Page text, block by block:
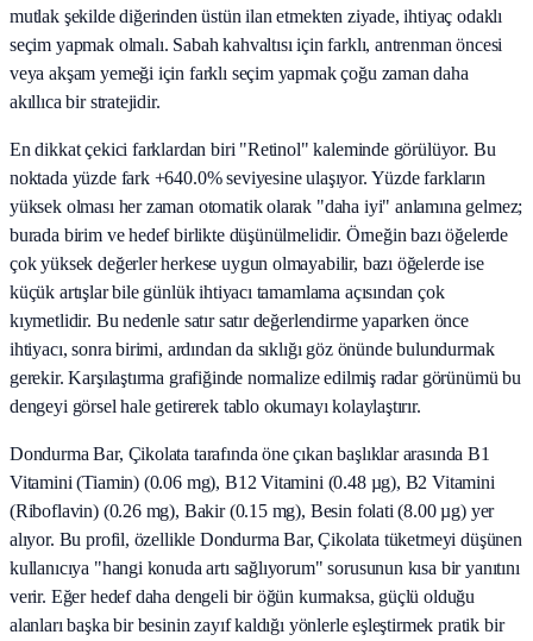
mutlak şekilde diğerinden üstün ilan etmekten ziyade, ihtiyaç odaklı
seçim yapmak olmalı. Sabah kahvaltısı için farklı, antrenman öncesi
veya akşam yemeği için farklı seçim yapmak çoğu zaman daha
akıllıca bir stratejidir.
En dikkat çekici farklardan biri "Retinol" kaleminde görülüyor. Bu
noktada yüzde fark +640.0% seviyesine ulaşıyor. Yüzde farkların
yüksek olması her zaman otomatik olarak "daha iyi" anlamına gelmez;
burada birim ve hedef birlikte düşünülmelidir. Örneğin bazı öğelerde
çok yüksek değerler herkese uygun olmayabilir, bazı öğelerde ise
küçük artışlar bile günlük ihtiyacı tamamlama açısından çok
kıymetlidir. Bu nedenle satır satır değerlendirme yaparken önce
ihtiyacı, sonra birimi, ardından da sıklığı göz önünde bulundurmak
gerekir. Karşılaştırma grafiğinde normalize edilmiş radar görünümü bu
dengeyi görsel hale getirerek tablo okumayı kolaylaştırır.
Dondurma Bar, Çikolata tarafında öne çıkan başlıklar arasında B1
Vitamini (Tiamin) (0.06 mg), B12 Vitamini (0.48 µg), B2 Vitamini
(Riboflavin) (0.26 mg), Bakir (0.15 mg), Besin folati (8.00 µg) yer
alıyor. Bu profil, özellikle Dondurma Bar, Çikolata tüketmeyi düşünen
kullanıcıya "hangi konuda artı sağlıyorum" sorusunun kısa bir yanıtını
verir. Eğer hedef daha dengeli bir öğün kurmaksa, güçlü olduğu
alanları başka bir besinin zayıf kaldığı yönlerle eşleştirmek pratik bir